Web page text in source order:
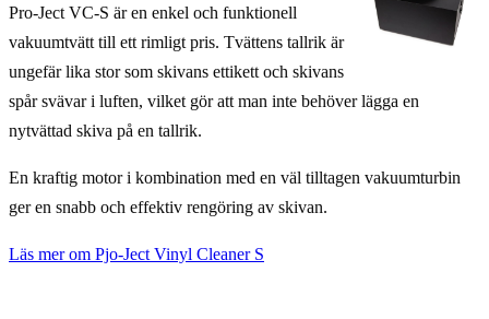
Pro-Ject VC-S är en enkel och funktionell
vakuumtvätt till ett rimligt pris. Tvättens tallrik är
ungefär lika stor som skivans ettikett och skivans
spår svävar i luften, vilket gör att man inte behöver lägga en
nytvättad skiva på en tallrik.
En kraftig motor i kombination med en väl tilltagen vakuumturbin
ger en snabb och effektiv rengöring av skivan.
Läs mer om Pjo-Ject Vinyl Cleaner S